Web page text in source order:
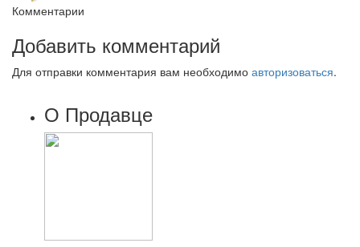
Комментарии
Добавить комментарий
Для отправки комментария вам необходимо авторизоваться.
О Продавце